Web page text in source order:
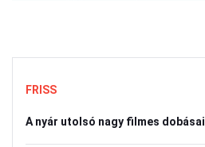
FRISS
A nyár utolsó nagy filmes dobásai